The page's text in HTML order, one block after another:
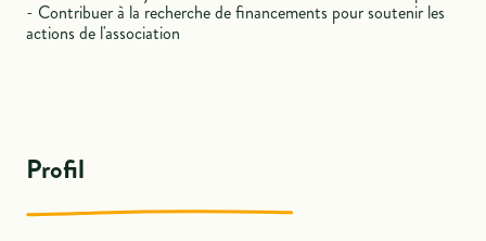
- Contribuer à la recherche de financements pour soutenir les
actions de l'association
Profil